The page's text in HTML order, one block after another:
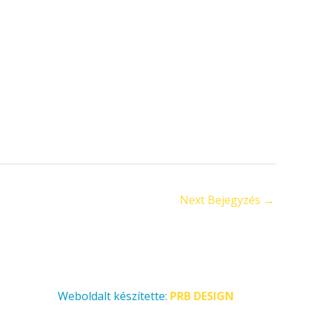
Next Bejegyzés →
Weboldalt készítette: PRB DESIGN